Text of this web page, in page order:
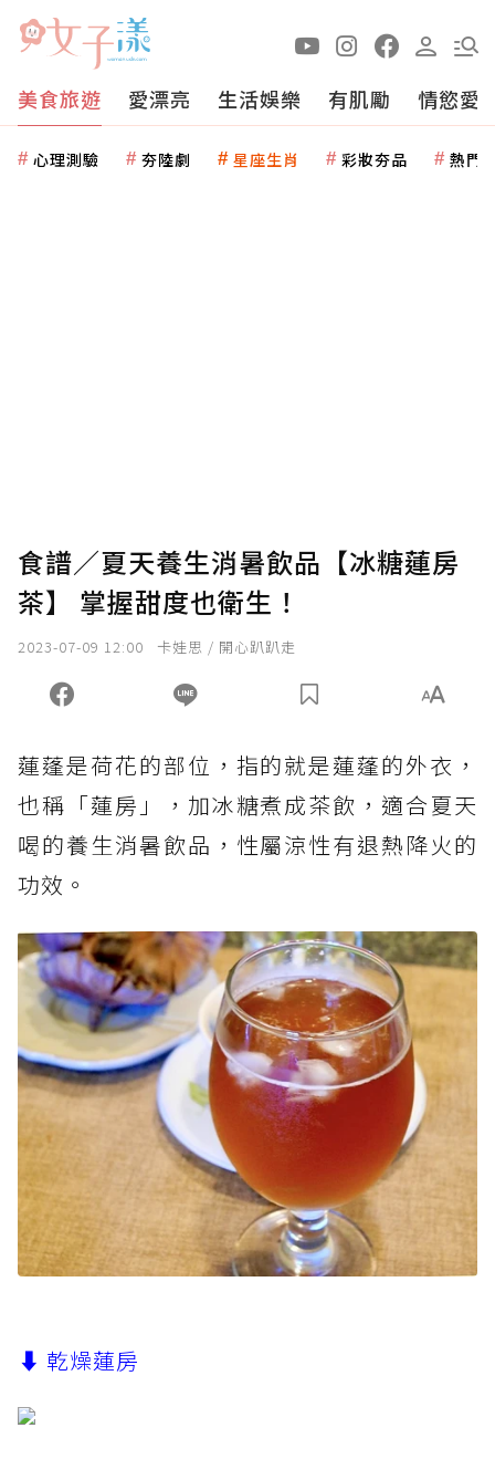
美食旅遊 愛漂亮 生活娛樂 有肌勵 情慾愛
心理測驗 夯陸劇 星座生肖 彩妝夯品 熱門
食譜／夏天養生消暑飲品【冰糖蓮房
茶】 掌握甜度也衛生！
2023-07-09 12:00 卡娃思 / 開心趴趴走
蓮蓬是荷花的部位，指的就是蓮蓬的外衣，
也稱「蓮房」，加冰糖煮成茶飲，適合夏天
喝的養生消暑飲品，性屬涼性有退熱降火的
功效。
⬇︎ 乾燥蓮房